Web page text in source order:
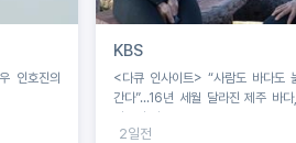
인호진의
KBS
<다큐 인사이트> “사람도 바다도 늙어
간다”...16년 세월 달라진 제주 바다
녀들의 기록
2일전